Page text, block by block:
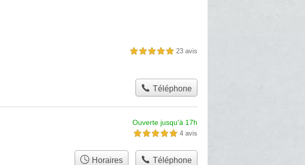
5,0 étoiles sur 5 23 avis
Téléphone
Ouverte jusqu'à 17h
5,0 étoiles sur 5 4 avis
Horaires Téléphone